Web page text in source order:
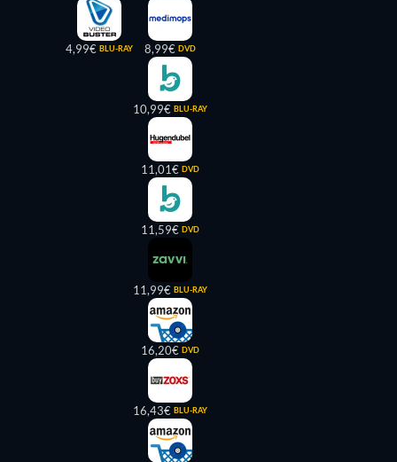
4,99€ BLU-RAY 8,99€ DVD
10,99€ BLU-RAY
11,01€ DVD
11,59€ DVD
11,99€ BLU-RAY
16,20€ DVD
16,43€ BLU-RAY